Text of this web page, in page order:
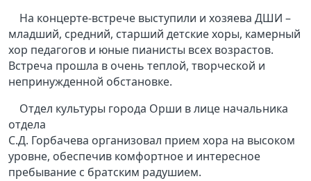
На концерте-встрече выступили и хозяева ДШИ –
младший, средний, старший детские хоры, камерный
хор педагогов и юные пианисты всех возрастов.
Встреча прошла в очень теплой, творческой и
непринужденной обстановке.
Отдел культуры города Орши в лице начальника
отдела
С.Д. Горбачева организовал прием хора на высоком
уровне, обеспечив комфортное и интересное
пребывание с братским радушием.